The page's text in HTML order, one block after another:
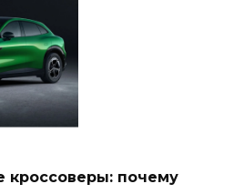
кроссоверы: почему